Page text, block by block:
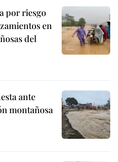
por riesgo
en
del
ante
montañosa